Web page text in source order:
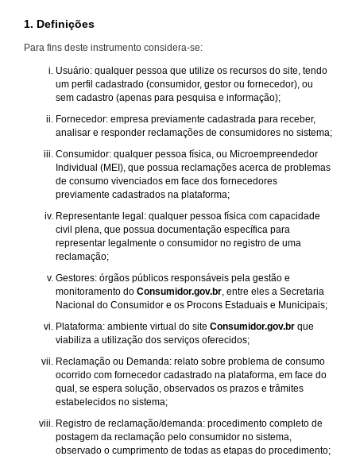
1. Definições
Para fins deste instrumento considera-se:
Usuário: qualquer pessoa que utilize os recursos do site, tendo
um perfil cadastrado (consumidor, gestor ou fornecedor), ou
sem cadastro (apenas para pesquisa e informação);
Fornecedor: empresa previamente cadastrada para receber,
analisar e responder reclamações de consumidores no sistema;
Consumidor: qualquer pessoa física, ou Microempreendedor
Individual (MEI), que possua reclamações acerca de problemas
de consumo vivenciados em face dos fornecedores
previamente cadastrados na plataforma;
Representante legal: qualquer pessoa física com capacidade
civil plena, que possua documentação específica para
representar legalmente o consumidor no registro de uma
reclamação;
Gestores: órgãos públicos responsáveis pela gestão e
monitoramento do Consumidor.gov.br, entre eles a Secretaria
Nacional do Consumidor e os Procons Estaduais e Municipais;
Plataforma: ambiente virtual do site Consumidor.gov.br que
viabiliza a utilização dos serviços oferecidos;
Reclamação ou Demanda: relato sobre problema de consumo
ocorrido com fornecedor cadastrado na plataforma, em face do
qual, se espera solução, observados os prazos e trâmites
estabelecidos no sistema;
Registro de reclamação/demanda: procedimento completo de
postagem da reclamação pelo consumidor no sistema,
observado o cumprimento de todas as etapas do procedimento;